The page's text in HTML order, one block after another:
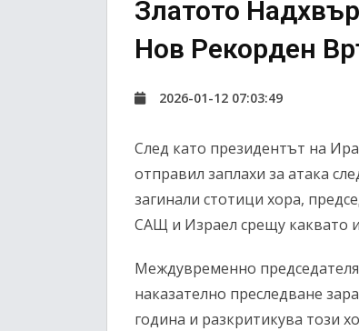
Златото
Нов Рекорден
2026-01-12 07:03:49
След като президентът на
отправил заплахи за атака
загинали стотици хора,
САЩ и Израел срещу каквато
Междувременно
наказателно преследване
година и разкритикува този